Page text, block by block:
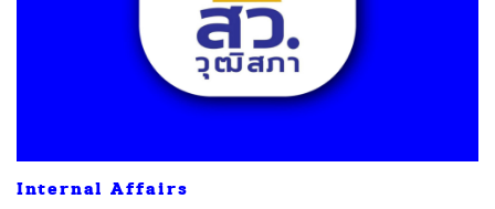
Internal Affairs
SHARE